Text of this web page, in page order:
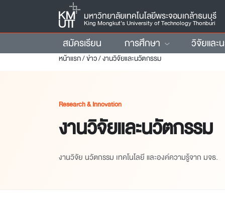
มหาวิทยาลัยเทคโนโลยีพระจอมเกล้าธนบุรี
King Mongkut’s University of Technology Thonburi
สมัครเรียน การศึกษา วิจัยและ
หน้าแรก/ข่าว/งานวิจัยและนวัตกรรม
Research & Innovation
งานวิจัยและนวัตกรรม
งานวิจัย นวัตกรรม เทคโนโลยี และองค์ความรู้จาก มจธ.